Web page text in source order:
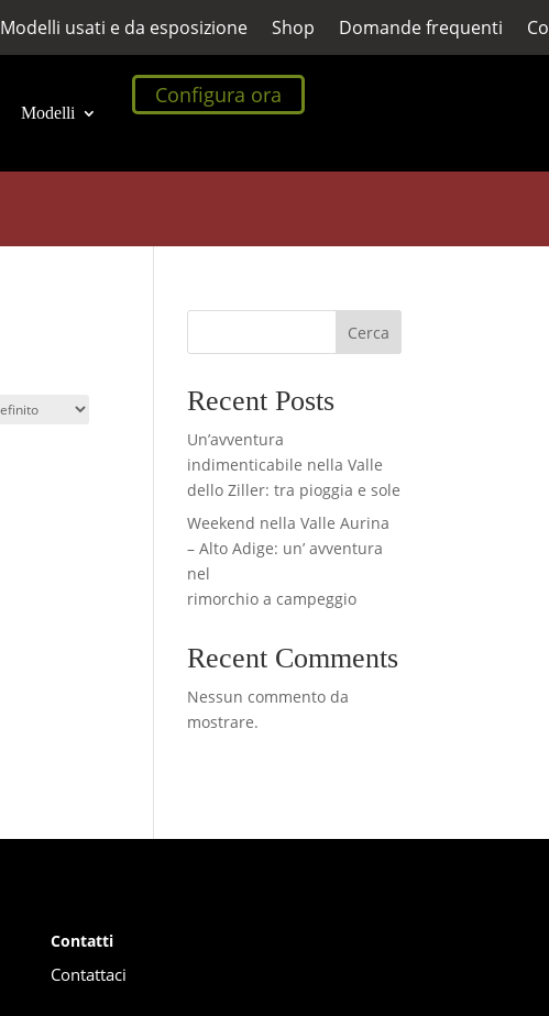
Modelli usati e da esposizione Shop Domande frequenti
Modelli
Configura ora
Cerca
Recent Posts
Un’avventura
indimenticabile nella Valle
dello Ziller: tra pioggia e sole
Weekend nella Valle Aurina
– Alto Adige: un’ avventura
nel
rimorchio a campeggio
Recent Comments
Nessun commento da
mostrare.
Contatti
Contattaci